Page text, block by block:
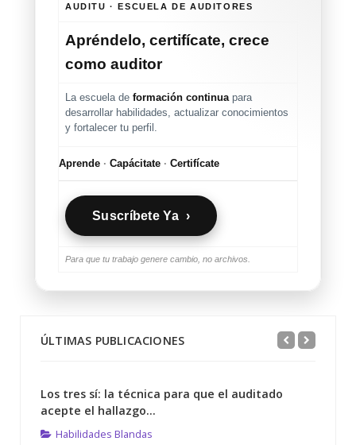
AUDITU · ESCUELA DE AUDITORES
Apréndelo, certifícate, crece
como auditor
La escuela de formación continua para
desarrollar habilidades, actualizar conocimientos
y fortalecer tu perfil.
Aprende · Capácitate · Certifícate
Suscríbete Ya ›
Para que tu trabajo genere cambio, no archivos.
ÚLTIMAS PUBLICACIONES
Los tres sí: la técnica para que el auditado
acepte el hallazgo...
Habilidades Blandas